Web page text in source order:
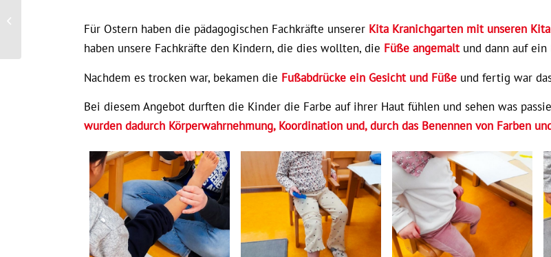
Für Ostern haben die pädagogischen Fachkräfte unserer Kita Kranichgarten mit unseren
haben unsere Fachkräfte den Kindern, die dies wollten, die Füße angemaltund dann auf ein
Nachdem es trocken war, bekamen die Fußabdrücke ein Gesicht und Füße und fertig war
Bei diesem Angebot durften die Kinder die Farbe auf ihrer Haut fühlen und sehen was
wurden dadurch Körperwahrnehmung, Koordination und, durch das Benennen von Farben